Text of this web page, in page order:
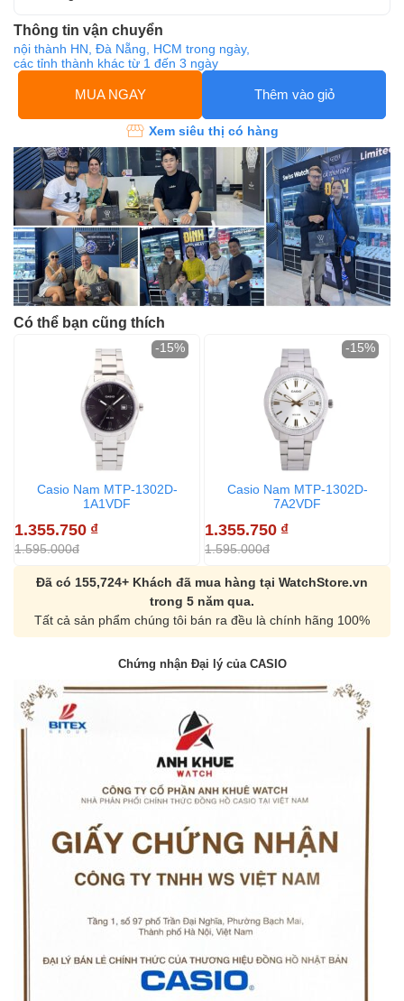
Thông tin vận chuyển
nội thành HN, Đà Nẵng, HCM trong ngày,
các tỉnh thành khác từ 1 đến 3 ngày
MUA NGAY Thêm vào giỏ
Xem siêu thị có hàng
Có thể bạn cũng thích
Casio Nam MTP-1302D-
1A1VDF
1.355.750 ₫
1.595.000đ
-15%
Casio Nam MTP-1302D-
7A2VDF
1.355.750 ₫
1.595.000đ
-15%
Đã có 155,724+ Khách đã mua hàng tại WatchStore.vn
trong 5 năm qua.
Tất cả sản phẩm chúng tôi bán ra đều là chính hãng 100%
Chứng nhận Đại lý của CASIO